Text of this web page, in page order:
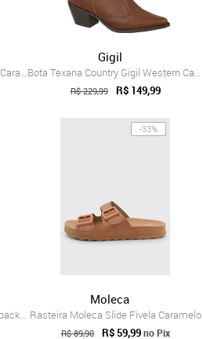
Blusa Canelada Colcci Slim Logo Caramelo
Gigil
Bota Texana Country Gigil Western Cano M...
R$ 229,99 R$ 149,99
Sapatilha Feminina Bebecê Slingback Efei...
-33%
Moleca
Rasteira Moleca Slide Fivela Caramelo
R$ 89,90 R$ 59,99 no Pix